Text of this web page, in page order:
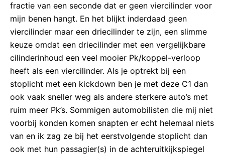
fractie van een seconde dat er geen viercilinder voor
mijn benen hangt. En het blijkt inderdaad geen
viercilinder maar een driecilinder te zijn, een slimme
keuze omdat een driecilinder met een vergelijkbare
cilinderinhoud een veel mooier Pk/koppel-verloop
heeft als een viercilinder. Als je optrekt bij een
stoplicht met een kickdown ben je met deze C1 dan
ook vaak sneller weg als andere sterkere auto’s met
ruim meer Pk’s. Sommigen automobilisten die mij niet
voorbij konden komen snapten er echt helemaal niets
van en ik zag ze bij het eerstvolgende stoplicht dan
ook met hun passagier(s) in de achteruitkijkspiegel